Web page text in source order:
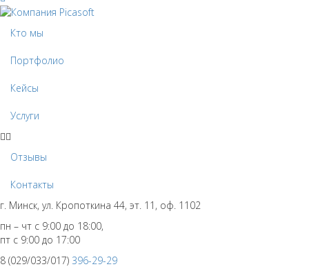
Кто мы
Портфолио
Кейсы
Услуги
Отзывы
Контакты
г. Минск, ул. Кропоткина 44, эт. 11, оф. 1102
пн – чт с 9:00 до 18:00,
пт с 9:00 до 17:00
8 (029/033/017) 396-29-29